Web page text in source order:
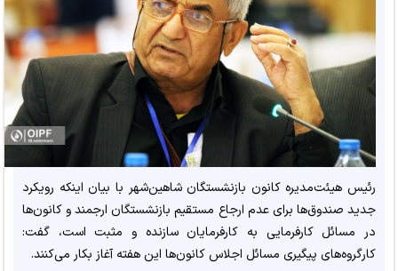
رئیس هیئت‌مدیره کانون بازنشستگان شاهین‌شهر با بیان اینکه رویکرد
جدید صندوق‌ها برای عدم ارجاع مستقیم بازنشستگان ارجمند و کانون‌ها
در مسائل کارفرمایی به کارفرمایان سازنده و مثبت است، گفت:
کارگروه‌های پیگیری مسائل اجلاس کانون‌ها این هفته آغاز بکار می‌کنند.